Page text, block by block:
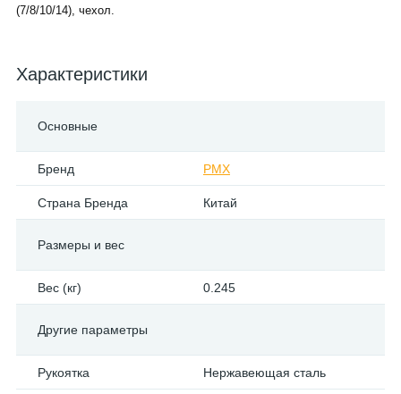
(7/8/10/14), чехол.
Характеристики
Основные
Бренд PMX
Страна Бренда Китай
Размеры и вес
Вес (кг) 0.245
Другие параметры
Рукоятка Нержавеющая сталь